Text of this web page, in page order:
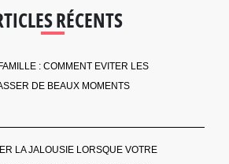
RÉCENTS
: COMMENT EVITER LES
DE BEAUX MOMENTS
LA JALOUSIE LORSQUE VOTRE